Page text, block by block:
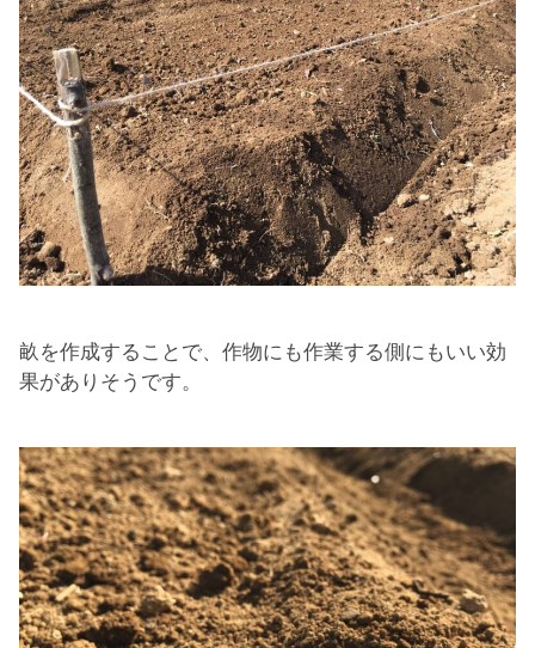
畝を作成することで、作物にも作業する側にもいい効
果がありそうです。